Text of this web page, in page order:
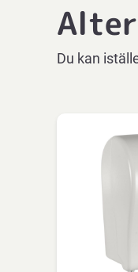
Du kan